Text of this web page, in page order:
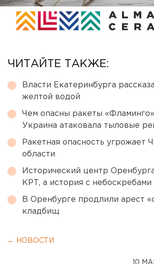
ЧИТАЙТЕ ТАКЖЕ:
Власти Екатеринбурга
желтой водой
Чем опасны ракеты
Украина атаковала тыловые
Ракетная опасность угрожает
области
Исторический центр
КРТ, а история с небоскребами
В Оренбурге продлили арест
кладбищ
← НОВОСТИ
10